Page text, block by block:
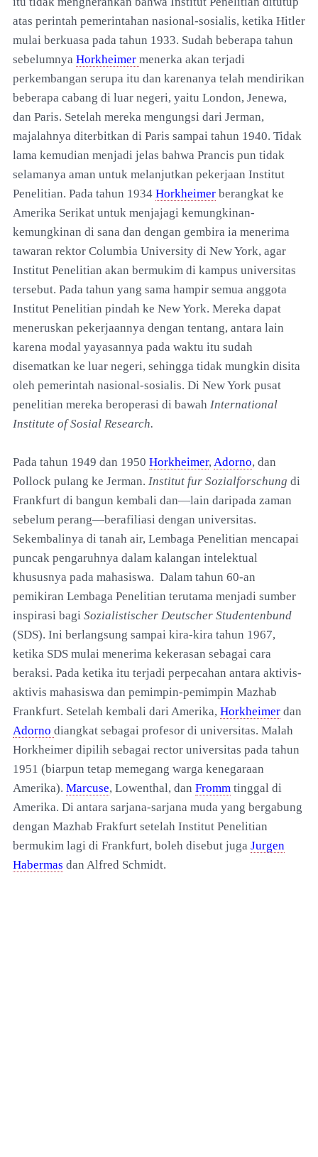
atas perintah pemerintahan nasional-sosialis, ketika Hitler
mulai berkuasa pada tahun 1933. Sudah beberapa tahun
sebelumnya Horkheimer menerka akan terjadi
perkembangan serupa itu dan karenanya telah mendirikan
beberapa cabang di luar negeri, yaitu London, Jenewa,
dan Paris. Setelah mereka mengungsi dari Jerman,
majalahnya diterbitkan di Paris sampai tahun 1940. Tidak
lama kemudian menjadi jelas bahwa Prancis pun tidak
selamanya aman untuk melanjutkan pekerjaan Institut
Penelitian. Pada tahun 1934 Horkheimer berangkat ke
Amerika Serikat untuk menjajagi kemungkinan-
kemungkinan di sana dan dengan gembira ia menerima
tawaran rektor Columbia University di New York, agar
Institut Penelitian akan bermukim di kampus universitas
tersebut. Pada tahun yang sama hampir semua anggota
Institut Penelitian pindah ke New York. Mereka dapat
meneruskan pekerjaannya dengan tentang, antara lain
karena modal yayasannya pada waktu itu sudah
disematkan ke luar negeri, sehingga tidak mungkin disita
oleh pemerintah nasional-sosialis. Di New York pusat
penelitian mereka beroperasi di bawah International
Institute of Sosial Research.
Pada tahun 1949 dan 1950 Horkheimer, Adorno, dan
Pollock pulang ke Jerman. Institut fur Sozialforschung di
Frankfurt di bangun kembali dan—lain daripada zaman
sebelum perang—berafiliasi dengan universitas.
Sekembalinya di tanah air, Lembaga Penelitian mencapai
puncak pengaruhnya dalam kalangan intelektual
khususnya pada mahasiswa. Dalam tahun 60-an
pemikiran Lembaga Penelitian terutama menjadi sumber
inspirasi bagi Sozialistischer Deutscher Studentenbund
(SDS). Ini berlangsung sampai kira-kira tahun 1967,
ketika SDS mulai menerima kekerasan sebagai cara
beraksi. Pada ketika itu terjadi perpecahan antara aktivis-
aktivis mahasiswa dan pemimpin-pemimpin Mazhab
Frankfurt. Setelah kembali dari Amerika, Horkheimer dan
Adorno diangkat sebagai profesor di universitas. Malah
Horkheimer dipilih sebagai rector universitas pada tahun
1951 (biarpun tetap memegang warga kenegaraan
Amerika). Marcuse, Lowenthal, dan Fromm tinggal di
Amerika. Di antara sarjana-sarjana muda yang bergabung
dengan Mazhab Frakfurt setelah Institut Penelitian
bermukim lagi di Frankfurt, boleh disebut juga Jurgen
Habermas dan Alfred Schmidt.